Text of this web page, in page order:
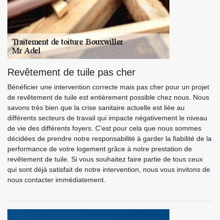
Revêtement de tuile pas cher
Bénéficier une intervention correcte mais pas cher pour un projet
de revêtement de tuile est entièrement possible chez nous. Nous
savons très bien que la crise sanitaire actuelle est liée au
différents secteurs de travail qui impacte négativement le niveau
de vie des différents foyers. C’est pour cela que nous sommes
décidées de prendre notre responsabilité à garder la fiabilité de la
performance de votre logement grâce à notre prestation de
revêtement de tuile. Si vous souhaitez faire partie de tous ceux
qui sont déjà satisfait de notre intervention, nous vous invitons de
nous contacter immédiatement.